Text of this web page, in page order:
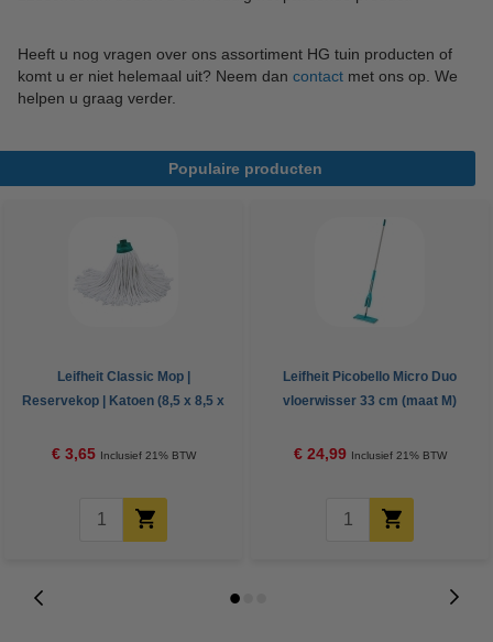
Heeft u nog vragen over ons assortiment HG tuin producten of
komt u er niet helemaal uit? Neem dan contact met ons op. We
helpen u graag verder.
Populaire producten
Leifheit Classic Mop |
Reservekop | Katoen (8,5 x 8,5 x
€ 3,65 Inclusief 21% BTW
Leifheit Picobello Micro Duo
vloerwisser 33 cm (maat M)
€ 24,99 Inclusief 21% BTW